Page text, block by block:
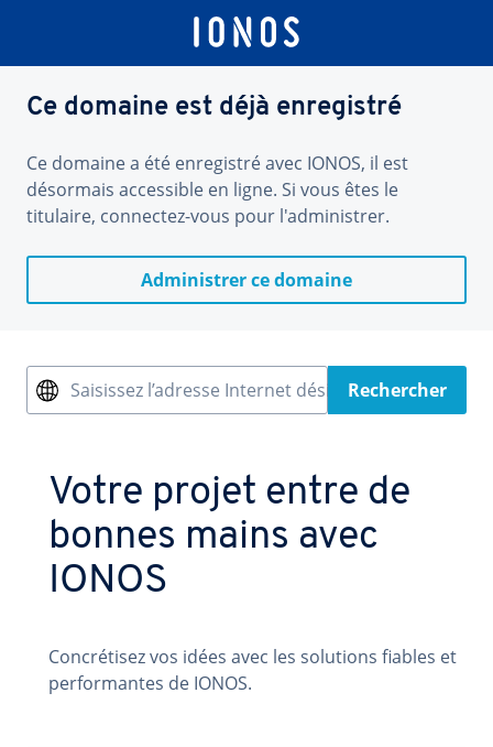
Ce domaine est déjà enregistré
Ce domaine a été enregistré avec IONOS, il est
désormais accessible en ligne. Si vous êtes le
titulaire, connectez-vous pour l'administrer.
Administrer ce domaine
Saisissez l’adresse Internet désiréeRechercher
Votre projet entre de
bonnes mains avec
IONOS
Concrétisez vos idées avec les solutions fiables et
performantes de IONOS.